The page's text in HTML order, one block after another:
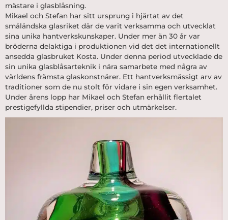
mästare i glasblåsning.
Mikael och Stefan har sitt ursprung i hjärtat av det
småländska glasriket där de varit verksamma och utvecklat
sina unika hantverkskunskaper. Under mer än 30 år var
bröderna delaktiga i produktionen vid det det internationellt
ansedda glasbruket Kosta. Under denna period utvecklade de
sin unika glasblåsarteknik i nära samarbete med några av
världens främsta glaskonstnärer. Ett hantverksmässigt arv av
traditioner som de nu stolt för vidare i sin egen verksamhet.
Under årens lopp har Mikael och Stefan erhållit flertalet
prestigefyllda stipendier, priser och utmärkelser.